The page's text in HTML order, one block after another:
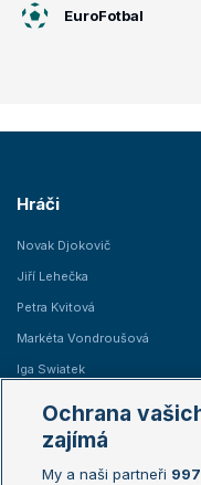
EuroFotbal
Hráči
Novak Djokovič
Jiří Lehečka
Petra Kvitová
Markéta Vondroušová
Iga Swiatek
Žebříčky
Žebříček ATP (muži)
Ochrana
zajímá
My a naši partneři 997